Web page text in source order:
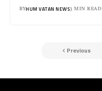
BYHUM VATAN NEWS3 MIN READ
Previous